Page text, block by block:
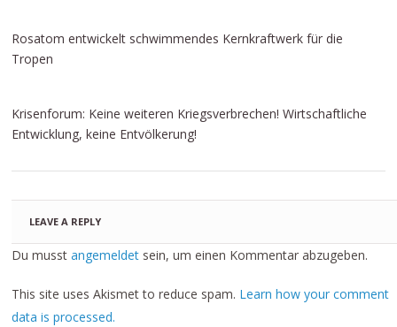
Rosatom entwickelt schwimmendes Kernkraftwerk für die
Tropen
Krisenforum: Keine weiteren Kriegsverbrechen! Wirtschaftliche
Entwicklung, keine Entvölkerung!
LEAVE A REPLY
Du musstangemeldet sein, um einen Kommentar abzugeben.
This site uses Akismet to reduce spam. Learn how your comment
data is processed.